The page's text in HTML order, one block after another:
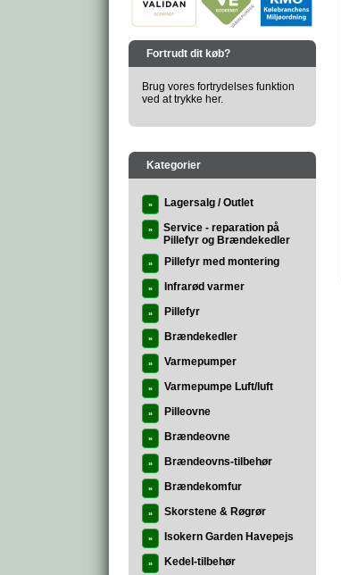
Fortrudt dit køb?
Brug vores fortrydelses funktion
ved at trykke her.
Kategorier
» Lagersalg / Outlet
»
Service - reparation på
Pillefyr og Brændekedler
» Pillefyr med montering
» Infrarød varmer
» Pillefyr
» Brændekedler
» Varmepumper
» Varmepumpe Luft/luft
» Pilleovne
» Brændeovne
» Brændeovns-tilbehør
» Brændekomfur
» Skorstene & Røgrør
» Isokern Garden Havepejs
» Kedel-tilbehør